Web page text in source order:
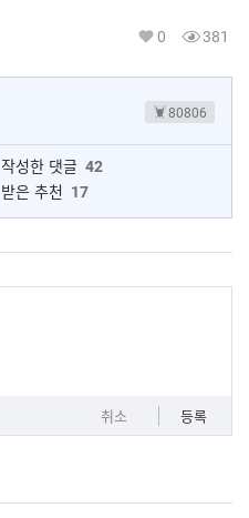
0 381
80806
작성한 댓글 42
받은 추천 17
취소 등록